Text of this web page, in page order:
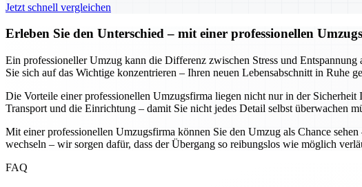
Jetzt schnell vergleichen
Erleben Sie den Unterschied – mit einer professionellen
Ein professioneller Umzug kann die Differenz zwischen Stress und
Sie sich auf das Wichtige konzentrieren – Ihren neuen Lebensabschnitt in Ruhe
Die Vorteile einer professionellen Umzugsfirma liegen nicht nur in der
Transport und die Einrichtung – damit Sie nicht jedes Detail selbst überwachen
Mit einer professionellen Umzugsfirma können Sie den Umzug als Chance
wechseln – wir sorgen dafür, dass der Übergang so reibungslos wie möglich
FAQ